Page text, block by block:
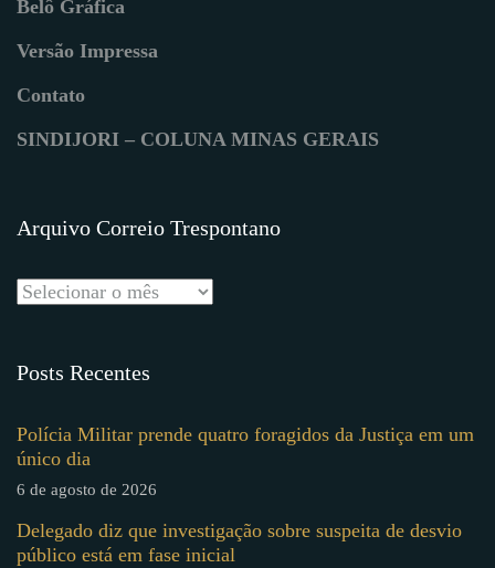
Belô Gráfica
Versão Impressa
Contato
SINDIJORI – COLUNA MINAS GERAIS
Arquivo Correio Trespontano
Posts Recentes
Polícia Militar prende quatro foragidos da Justiça em um
único dia
6 de agosto de 2026
Delegado diz que investigação sobre suspeita de desvio
público está em fase inicial